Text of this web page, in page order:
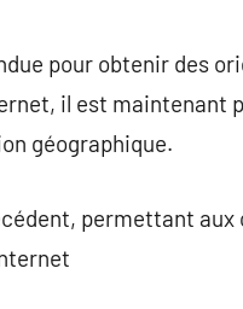
pour obtenir des
il est maintenant
géographique.
permettant